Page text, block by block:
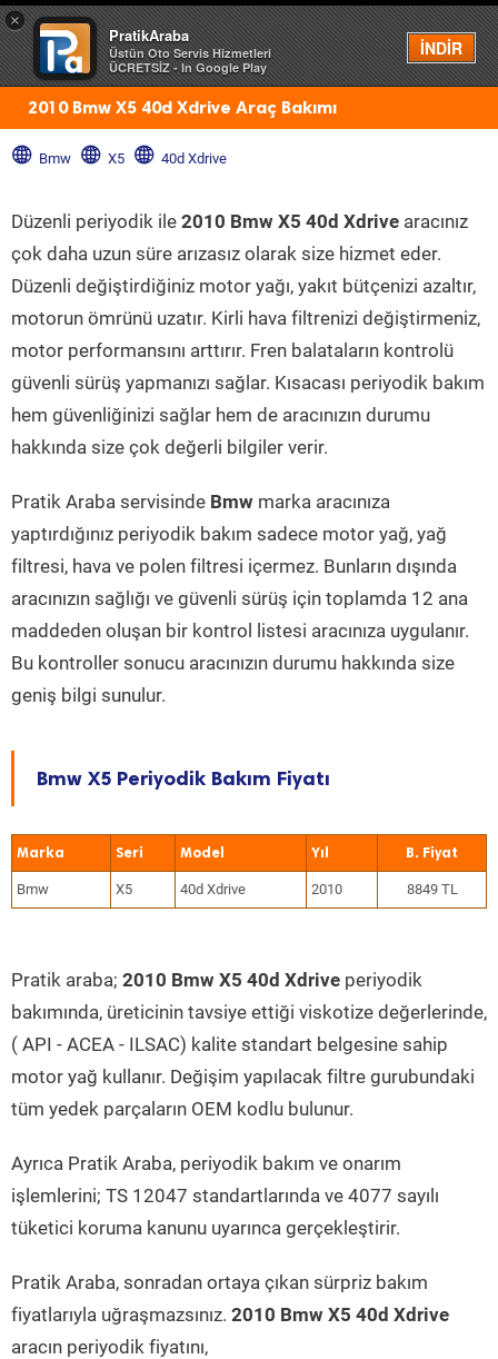
×
PratikAraba
Üstün Oto Servis Hizmetleri
ÜCRETSİZ - In Google Play
İNDİR
Menü
2010 Bmw X5 40d Xdrive Araç Bakımı
Bmw X5 40d Xdrive
Düzenli periyodik ile 2010 Bmw X5 40d Xdrive aracınız
çok daha uzun süre arızasız olarak size hizmet eder.
Düzenli değiştirdiğiniz motor yağı, yakıt bütçenizi azaltır,
motorun ömrünü uzatır. Kirli hava filtrenizi değiştirmeniz,
motor performansını arttırır. Fren balataların kontrolü
güvenli sürüş yapmanızı sağlar. Kısacası periyodik bakım
hem güvenliğinizi sağlar hem de aracınızın durumu
hakkında size çok değerli bilgiler verir.
Pratik Araba servisinde Bmw marka aracınıza
yaptırdığınız periyodik bakım sadece motor yağ, yağ
filtresi, hava ve polen filtresi içermez. Bunların dışında
aracınızın sağlığı ve güvenli sürüş için toplamda 12 ana
maddeden oluşan bir kontrol listesi aracınıza uygulanır.
Bu kontroller sonucu aracınızın durumu hakkında size
geniş bilgi sunulur.
Bmw X5 Periyodik Bakım Fiyatı
Marka Seri Model Yıl
Bmw X5 40d Xdrive 2010 8849 TL
Pratik araba; 2010 Bmw X5 40d Xdrive periyodik
bakımında, üreticinin tavsiye ettiği viskotize değerlerinde,
( API - ACEA - ILSAC) kalite standart belgesine sahip
motor yağ kullanır. Değişim yapılacak filtre gurubundaki
tüm yedek parçaların OEM kodlu bulunur.
Ayrıca Pratik Araba, periyodik bakım ve onarım
işlemlerini; TS 12047 standartlarında ve 4077 sayılı
tüketici koruma kanunu uyarınca gerçekleştirir.
Pratik Araba, sonradan ortaya çıkan sürpriz bakım
fiyatlarıyla uğraşmazsınız. 2010 Bmw X5 40d Xdrive
aracın periyodik fiyatını,